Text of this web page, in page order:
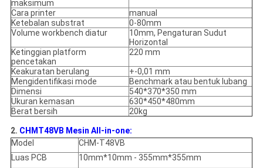
maksimum
Cara printer
manual
Ketebalan substrat
0-80mm
Volume workbench diatur
10mm, Pengaturan Sudut
Horizontal
Ketinggian platform
pencetakan
220 mm
Keakuratan berulang
+-0,01 mm
Mengidentifikasi mode
Benchmark atau bentuk lubang
Dimensi
540*370*350 mm
Ukuran kemasan
630*450*480mm
Berat bersih
20kg
2. CHMT48VB Mesin All-in-one:
Model
CHM-T48VB
Luas PCB
10mm*10mm - 355mm*355mm